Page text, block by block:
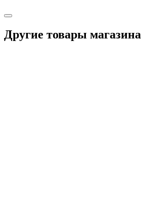
Другие товары магазина